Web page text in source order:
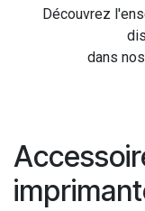
Découvrez
dans